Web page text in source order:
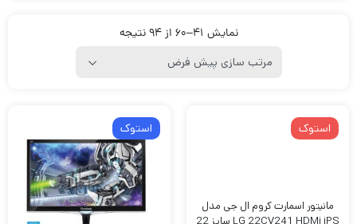
نمایش 41–60 از 94 نتیجه
استوک
مانیتور اسمارت کروم ال جی مدل
استوک